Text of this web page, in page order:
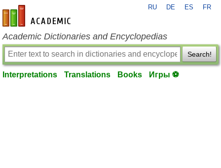
en-academic.com
RU DE ES FR
Academic Dictionaries and Encyclopedias
Search!
Interpretations Translations Books Игры ⚽